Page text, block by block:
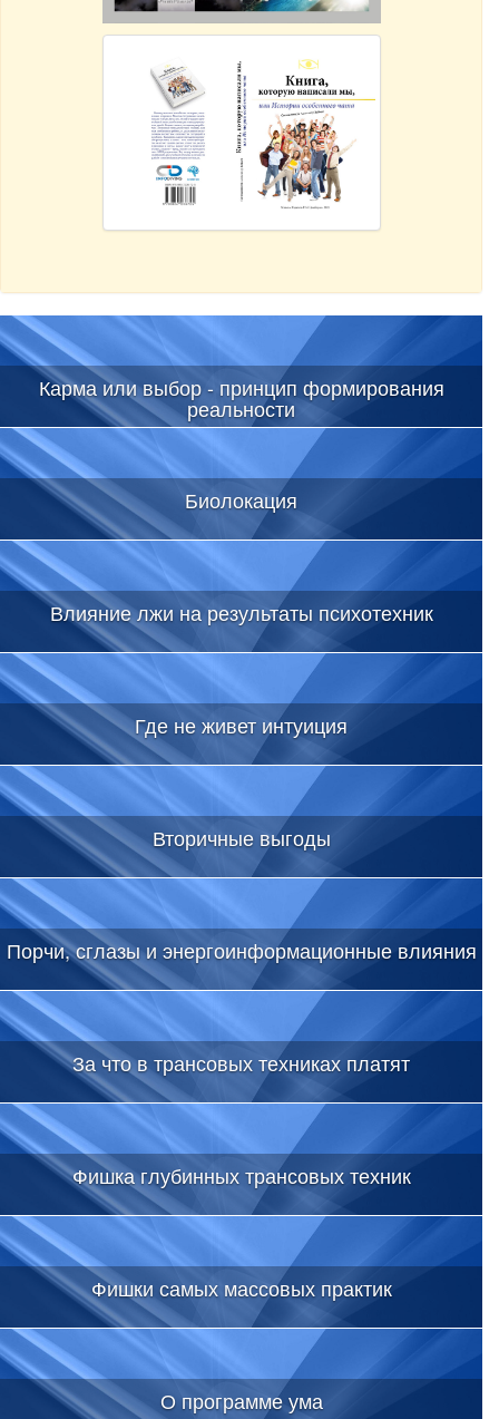
Карма или выбор - принцип формирования
реальности
Биолокация
Влияние лжи на результаты психотехник
Где не живет интуиция
Вторичные выгоды
Порчи, сглазы и энергоинформационные влияния
За что в трансовых техниках платят
Фишка глубинных трансовых техник
Фишки самых массовых практик
О программе ума